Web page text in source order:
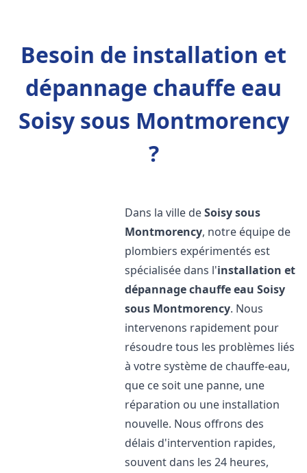
Besoin de installation et
dépannage chauffe eau
Soisy sous Montmorency
?
Dans la ville deSoisy sous
Montmorency, notre équipe de
plombiers expérimentés est
spécialisée dans l'installation et
dépannage chauffe eau Soisy
sous Montmorency. Nous
intervenons rapidement pour
résoudre tous les problèmes liés
à votre système de chauffe-eau,
que ce soit une panne, une
réparation ou une installation
nouvelle. Nous offrons des
délais d'intervention rapides,
souvent dans les 24 heures,